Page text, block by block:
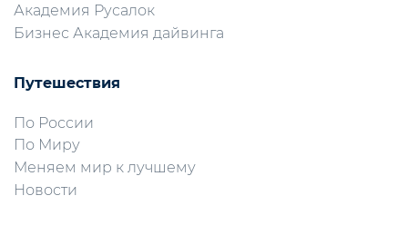
Академия Русалок
Бизнес Академия дайвинга
Путешествия
По России
По Миру
Меняем мир к лучшему
Новости